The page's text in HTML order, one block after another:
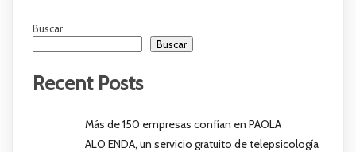
Buscar
Buscar
Recent Posts
Más de 150 empresas confían en PAOLA
ALO ENDA, un servicio gratuito de telepsicología